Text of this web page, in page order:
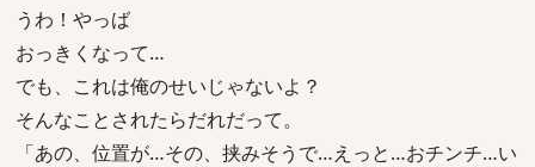
うわ！やっば
おっきくなって…
でも、これは俺のせいじゃないよ？
そんなことされたらだれだって。
「あの、位置が…その、挟みそうで…えっと…おチンチ…い